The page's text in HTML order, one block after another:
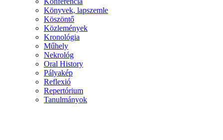
Könyvek, lapszemle
Köszöntő
Közlemények
Kronológia
Műhely
Nekrológ
Oral History
Pályakép
Reflexió
Repertórium
Tanulmányok